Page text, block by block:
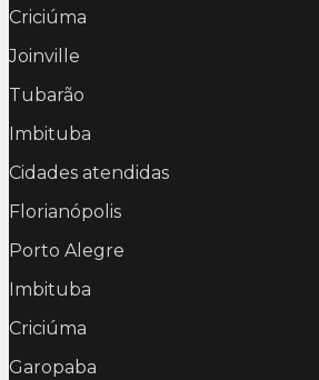
Criciúma
Joinville
Tubarão
Imbituba
Cidades atendidas
Florianópolis
Porto Alegre
Imbituba
Criciúma
Garopaba